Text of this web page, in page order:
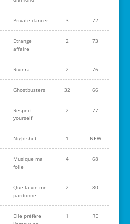
Private dancer 3 72
Etrange
affaire
2 73
Riviera 2 76
Ghostbusters 32 66
Respect
yourself
2 77
Nightshift 1 NEW
Musique ma
folie
4 68
Que la vie me
pardonne
2 80
Elle préfère
1 RE